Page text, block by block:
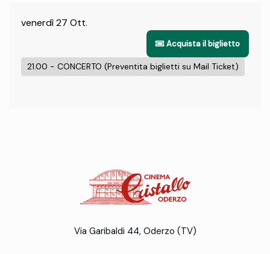
venerdì 27 Ott.
Acquista il biglietto
21.00 - CONCERTO (Preventita biglietti su Mail Ticket)
Via Garibaldi 44, Oderzo (TV)